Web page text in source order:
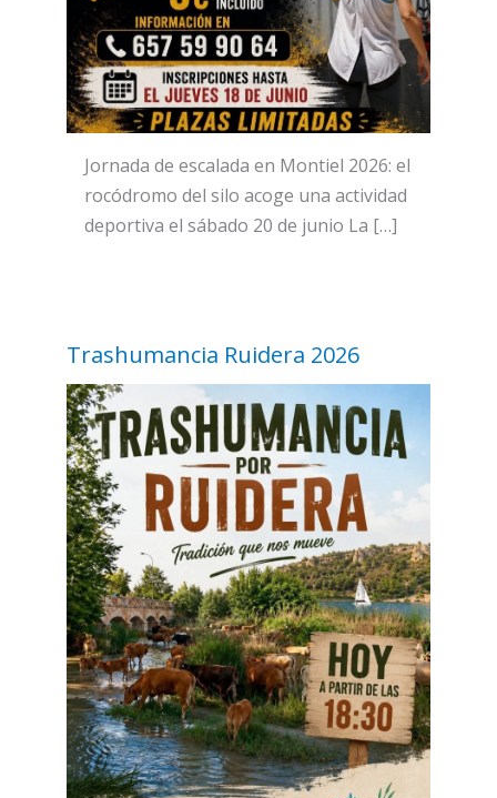
Jornada de escalada en Montiel 2026: el
rocódromo del silo acoge una actividad
deportiva el sábado 20 de junio La […]
Trashumancia Ruidera 2026